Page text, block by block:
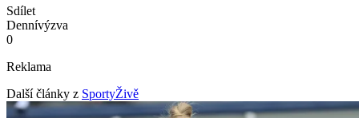
Sdílet
Dennívýzva
0
Reklama
Další články z SportyŽivě